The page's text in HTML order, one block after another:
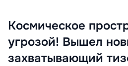
Космическое
угрозой! Вышел
захватывающий